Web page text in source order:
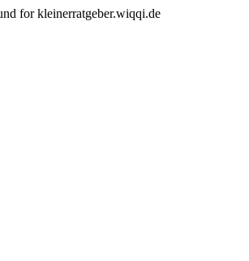
for kleinerratgeber.wiqqi.de